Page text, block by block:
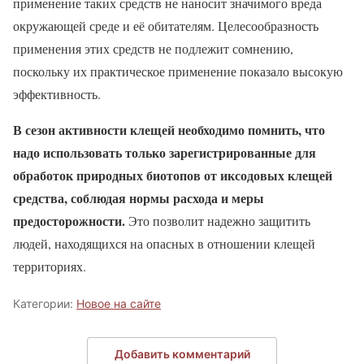
окружающей среде и её обитателям. Целесообразность
применения этих средств не подлежит сомнению,
поскольку их практическое применение показало высокую
эффективность.
В сезон активности клещей необходимо помнить, что
надо использовать только зарегистрированные для
обработок природных биотопов от иксодовых клещей
средства, соблюдая нормы расхода и меры
предосторожности. Это позволит надежно защитить
людей, находящихся на опасных в отношении клещей
территориях.
Категории: Новое на сайте
Добавить комментарий